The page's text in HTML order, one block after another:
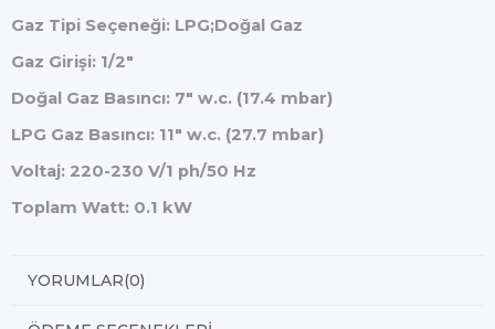
Gaz Tipi Seçeneği: LPG;Doğal Gaz
Gaz Girişi: 1/2"
Doğal Gaz Basıncı: 7" w.c. (17.4 mbar)
LPG Gaz Basıncı: 11" w.c. (27.7 mbar)
Voltaj: 220-230 V/1 ph/50 Hz
Toplam Watt: 0.1 kW
YORUMLAR(0)